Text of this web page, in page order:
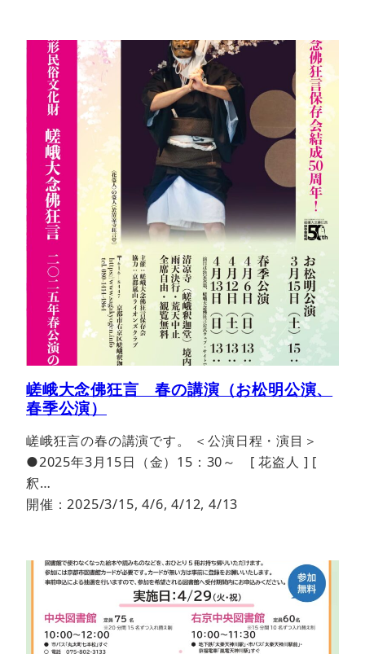
嵯峨大念佛狂言 春の講演（お松明公演、
春季公演）
嵯峨狂言の春の講演です。 ＜公演日程・演目＞
●2025年3月15日（金）15：30～ [ 花盗人 ] [
釈…
開催：2025/3/15, 4/6, 4/12, 4/13